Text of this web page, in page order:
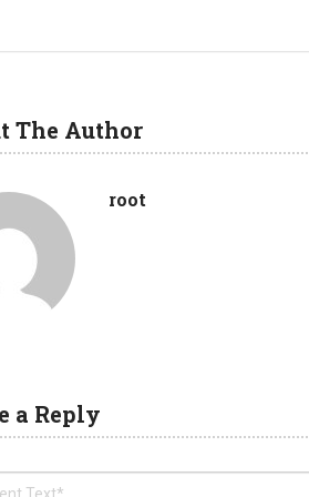
The Author
root
a Reply